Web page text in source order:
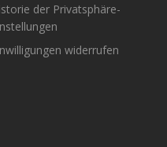
der Privatsphäre-
widerrufen